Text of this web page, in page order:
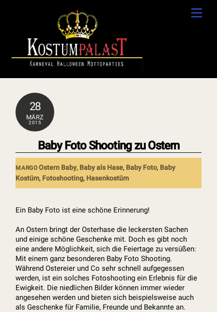
28
MÄRZ
2015
Baby Foto Shooting zu Ostern
MARGO Ostern Baby, Baby als Hase, Baby Foto, Baby
Kostüm, Fotoshooting, Hasenkostüm
Ein Baby Foto ist eine schöne Erinnerung!
An Ostern bringt der Osterhase die leckersten Sachen
und einige schöne Geschenke mit. Doch es gibt noch
eine andere Möglichkeit, sich die Feiertage zu versüßen:
Mit einem ganz besonderen Baby Foto Shooting.
Während Ostereier und Co sehr schnell aufgegessen
werden, ist ein solches Fotoshooting ein Erlebnis für die
Ewigkeit. Die niedlichen Bilder können immer wieder
angesehen werden und bieten sich beispielsweise auch
als Geschenke für Familie, Freunde und Bekannte an.